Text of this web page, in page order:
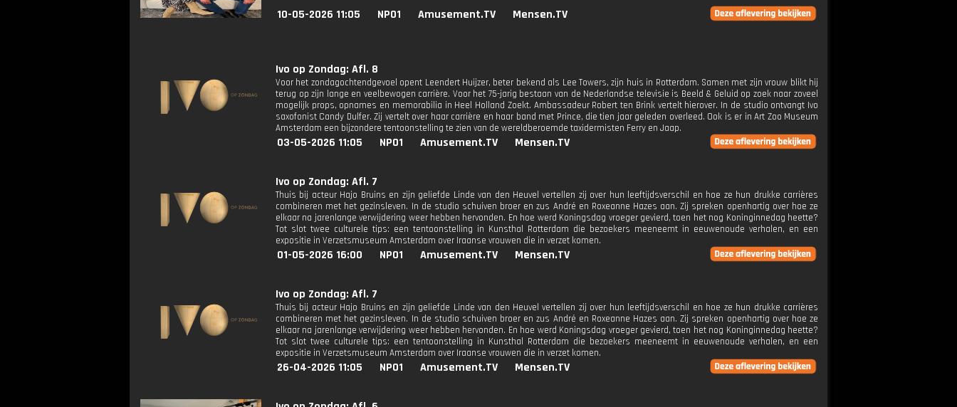
10-05-2026 11:05 NPO1 Amusement.TV Mensen.TV
Ivo op Zondag: Afl. 8
Voor het zondagochtendgevoel opent Leendert Huijzer, beter bekend als Lee Towers, zijn huis in Rotterdam. Samen met zijn vrouw blikt hij
terug op zijn lange en veelbewogen carrière. Voor het 75-jarig bestaan van de Nederlandse televisie is Beeld & Geluid op zoek naar zoveel
mogelijk props, opnames en memorabilia in Heel Holland Zoekt. Ambassadeur Robert ten Brink vertelt hierover. In de studio ontvangt Ivo
saxofonist Candy Dulfer. Zij vertelt over haar carrière en haar band met Prince, die tien jaar geleden overleed. Ook is er in Art Zoo Museum
Amsterdam een bijzondere tentoonstelling te zien van de wereldberoemde taxidermisten Ferry en Jaap.
03-05-2026 11:05 NPO1 Amusement.TV Mensen.TV
Ivo op Zondag: Afl. 7
Thuis bij acteur Hajo Bruins en zijn geliefde Linde van den Heuvel vertellen zij over hun leeftijdsverschil en hoe ze hun drukke carrières
combineren met het gezinsleven. In de studio schuiven broer en zus André en Roxeanne Hazes aan. Zij spreken openhartig over hoe ze
elkaar na jarenlange verwijdering weer hebben hervonden. En hoe werd Koningsdag vroeger gevierd, toen het nog Koninginnedag heette?
Tot slot twee culturele tips: een tentoonstelling in Kunsthal Rotterdam die bezoekers meeneemt in eeuwenoude verhalen, en een
expositie in Verzetsmuseum Amsterdam over Iraanse vrouwen die in verzet komen.
01-05-2026 16:00 NPO1 Amusement.TV Mensen.TV
Ivo op Zondag: Afl. 7
Thuis bij acteur Hajo Bruins en zijn geliefde Linde van den Heuvel vertellen zij over hun leeftijdsverschil en hoe ze hun drukke carrières
combineren met het gezinsleven. In de studio schuiven broer en zus André en Roxeanne Hazes aan. Zij spreken openhartig over hoe ze
elkaar na jarenlange verwijdering weer hebben hervonden. En hoe werd Koningsdag vroeger gevierd, toen het nog Koninginnedag heette?
Tot slot twee culturele tips: een tentoonstelling in Kunsthal Rotterdam die bezoekers meeneemt in eeuwenoude verhalen, en een
expositie in Verzetsmuseum Amsterdam over Iraanse vrouwen die in verzet komen.
26-04-2026 11:05 NPO1 Amusement.TV Mensen.TV